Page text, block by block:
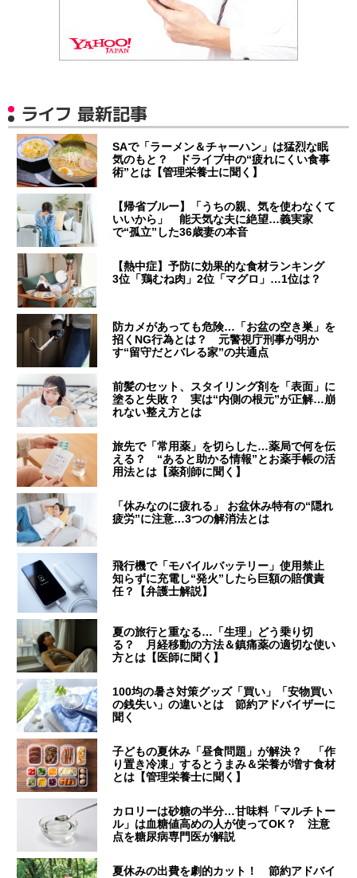
ライフ 最新記事
SAで「ラーメン＆チャーハン」は猛烈な眠
気のもと？ ドライブ中の“疲れにくい食事
術”とは【管理栄養士に聞く】
【帰省ブルー】「うちの親、気を使わなくて
いいから」 能天気な夫に絶望…義実家
で“孤立”した36歳妻の本音
【熱中症】予防に効果的な食材ランキング
3位「鶏むね肉」2位「マグロ」…1位は？
防カメがあっても危険…「お盆の空き巣」を
招くNG行為とは？ 元警視庁刑事が明か
す“留守だとバレる家”の共通点
前髪のセット、スタイリング剤を「表面」に
塗ると失敗？ 実は“内側の根元”が正解…崩
れない整え方とは
旅先で「常用薬」を切らした…薬局で何を伝
える？ “あると助かる情報”とお薬手帳の活
用法とは【薬剤師に聞く】
「休みなのに疲れる」 お盆休み特有の“隠れ
疲労”に注意…3つの解消法とは
飛行機で「モバイルバッテリー」使用禁止
知らずに充電し“発火”したら巨額の賠償責
任？【弁護士解説】
夏の旅行と重なる…「生理」どう乗り切
る？ 月経移動の方法＆鎮痛薬の適切な使い
方とは【医師に聞く】
100均の暑さ対策グッズ「買い」「安物買い
の銭失い」の違いとは 節約アドバイザーに
聞く
子どもの夏休み「昼食問題」が解決？ 「作
り置き冷凍」するとうまみ＆栄養が増す食材
とは【管理栄養士に聞く】
カロリーは砂糖の半分…甘味料「マルチトー
ル」は血糖値高めの人が使ってOK？ 注意
点を糖尿病専門医が解説
夏休みの出費を劇的カット！ 節約アドバイ